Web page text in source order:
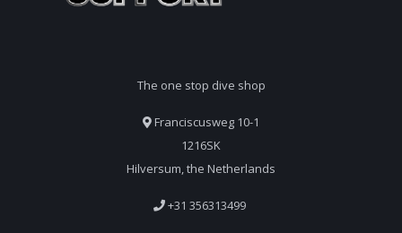
The one stop dive shop
Franciscusweg 10-1
1216SK
Hilversum, the Netherlands
+31 356313499